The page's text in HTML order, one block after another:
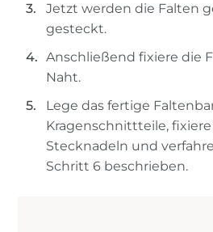
Jetzt werden die Falten
gesteckt.
Anschließend fixiere die
Naht.
Lege das fertige
Kragenschnittteile,
Stecknadeln und
Schritt 6 beschrieben.